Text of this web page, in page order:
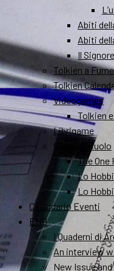
Abiti
Abiti
Il
Tolkien a
Tolkien
Videogames
Tolkien
Librigame
Gioco di Ruolo
The One
Lo
Lo
Calendario Eventi
ENG
I Quaderni di
An interview
New Issue